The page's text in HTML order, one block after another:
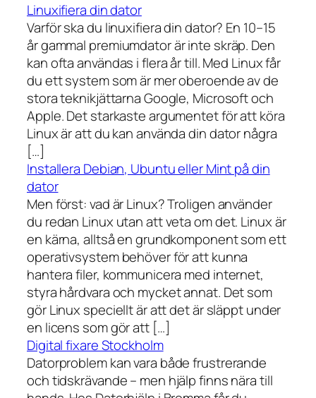
Linuxifiera din dator
Varför ska du linuxifiera din dator? En 10–15
år gammal premiumdator är inte skräp. Den
kan ofta användas i flera år till. Med Linux får
du ett system som är mer oberoende av de
stora teknikjättarna Google, Microsoft och
Apple. Det starkaste argumentet för att köra
Linux är att du kan använda din dator några
[…]
Installera Debian, Ubuntu eller Mint på din
dator
Men först: vad är Linux? Troligen använder
du redan Linux utan att veta om det. Linux är
en kärna, alltså en grundkomponent som ett
operativsystem behöver för att kunna
hantera filer, kommunicera med internet,
styra hårdvara och mycket annat. Det som
gör Linux speciellt är att det är släppt under
en licens som gör att […]
Digital fixare Stockholm
Datorproblem kan vara både frustrerande
och tidskrävande – men hjälp finns nära till